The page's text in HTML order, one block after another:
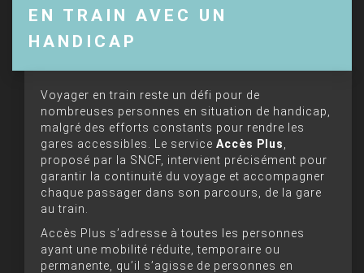
EN TRAIN AVEC UN
HANDICAP
Voyager en train reste un défi pour de
nombreuses personnes en situation de handicap,
malgré des efforts constants pour rendre les
gares accessibles. Le service Accès Plus
proposé par la SNCF, intervient précisément pour
garantir la continuité du voyage et accompagner
chaque passager dans son parcours, de la gare
au train.
Accès Plus s’adresse à toutes les personnes
ayant une mobilité réduite, temporaire ou
permanente, qu’il s’agisse de personnes en